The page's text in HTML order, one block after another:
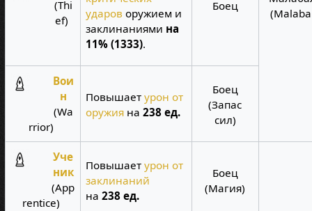
(Thi
ef)
ударов оружием и
заклинаниями на
11% (1333).
Боец
Вои
н
(Wa
rrior)
Повышаетурон от
оружия на238 ед.
Боец
(Запас
сил)
Уче
ник
(App
rentice)
Повышаетурон от
заклинаний
на238 ед.
Боец
(Магия)